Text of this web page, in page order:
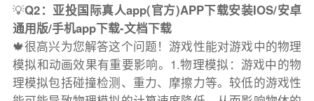
💡Q2：亚投国际真人app(官方)APP下载安装IOS/安卓
通用版/手机app下载-文档下载
🍁很高兴为您解答这个问题！游戏性能对游戏中的物理
模拟和动画效果有重要影响。1.物理模拟：游戏中的物
理模拟包括碰撞检测、重力、摩擦力等。较低的游戏性